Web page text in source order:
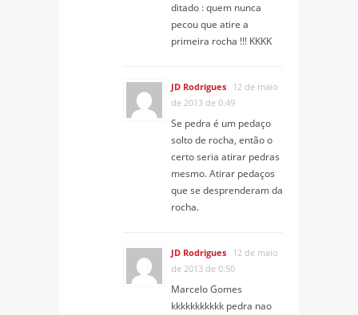
ditado : quem nunca
pecou que atire a
primeira rocha !!! KKKK
JD Rodrigues 12 de maio
de 2013 de 0:49
Se pedra é um pedaço
solto de rocha, então o
certo seria atirar pedras
mesmo. Atirar pedaços
que se desprenderam da
rocha.
JD Rodrigues 12 de maio
de 2013 de 0:50
Marcelo Gomes
kkkkkkkkkkk pedra nao